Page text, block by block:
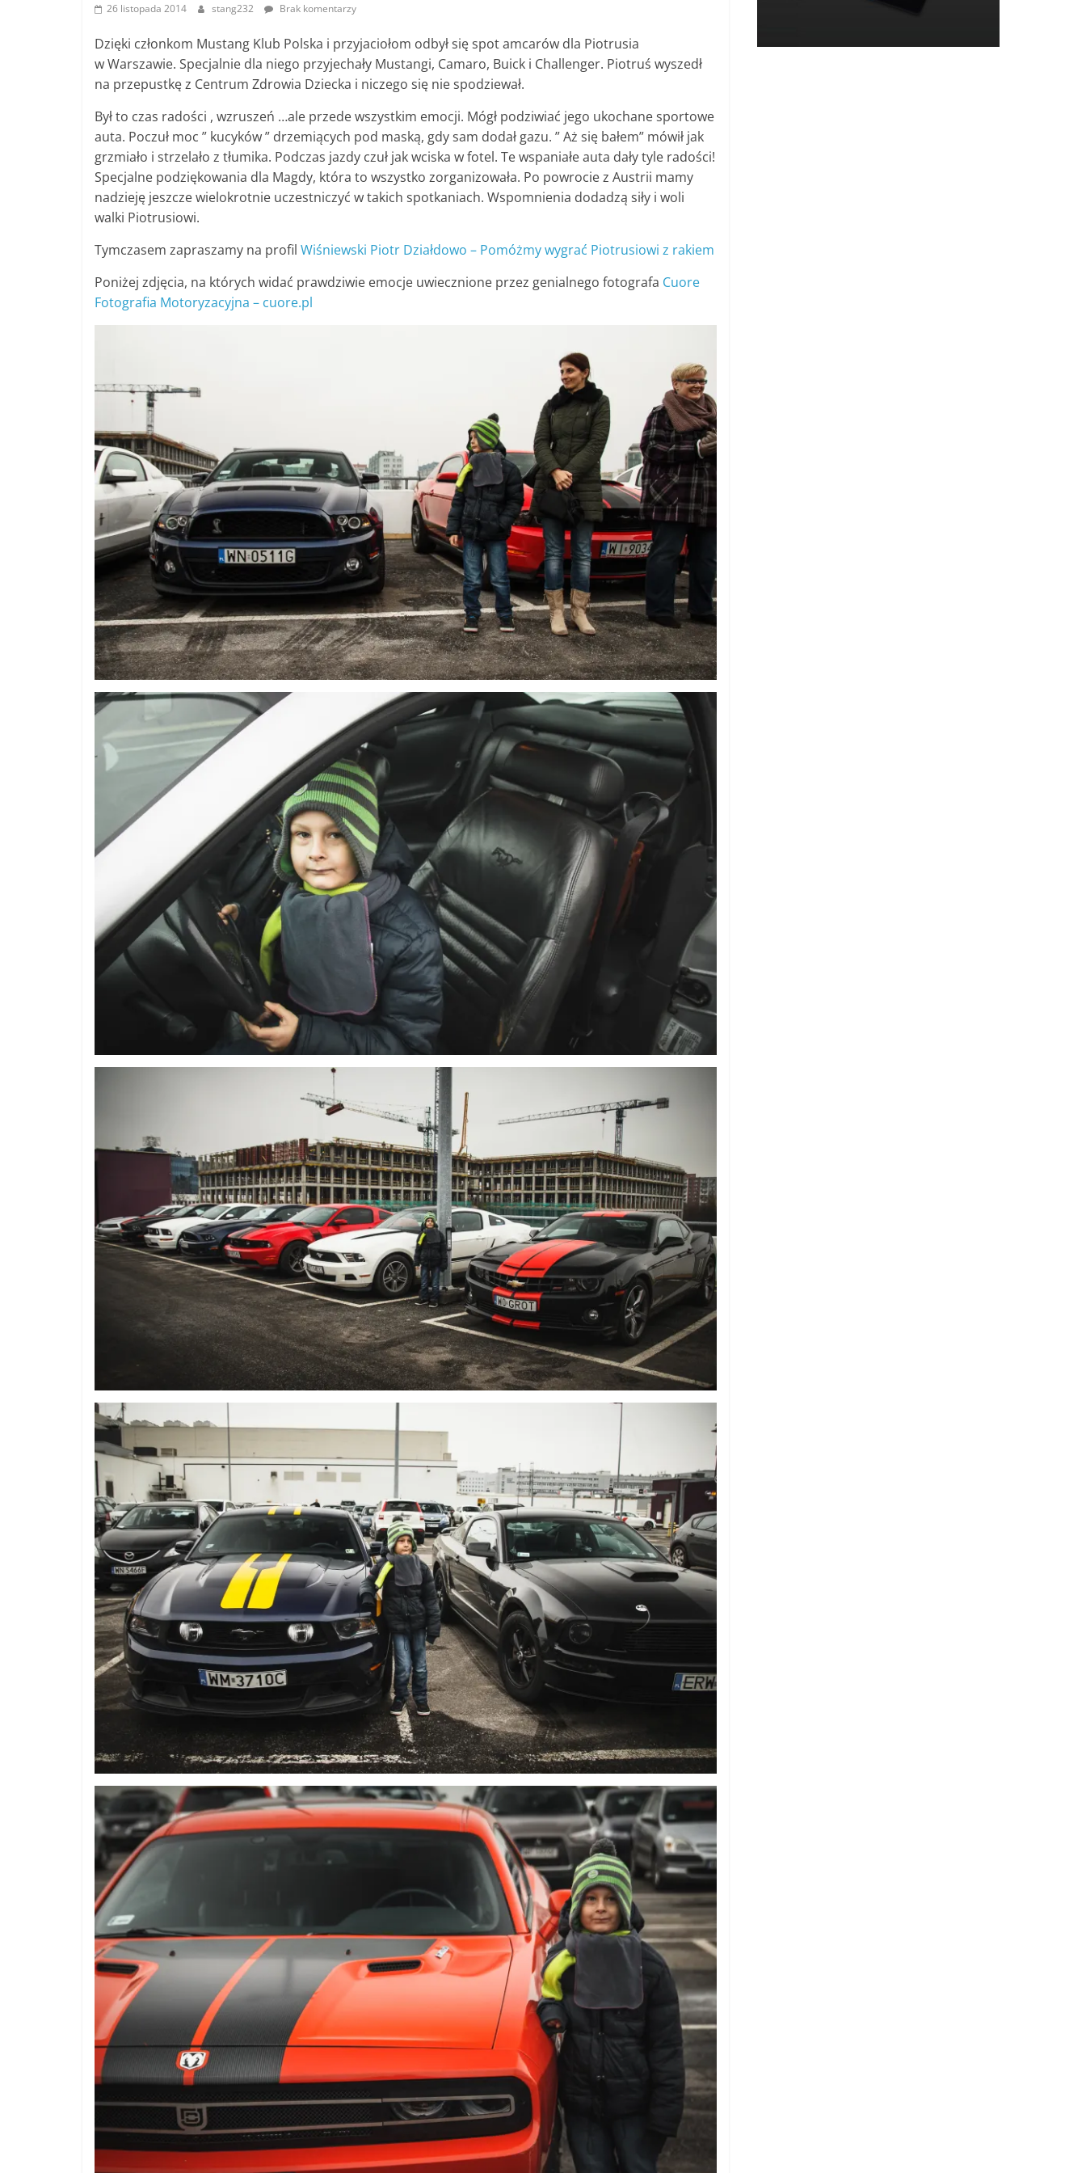
26 listopada 2014 stang232 Brak komentarzy
Dzięki członkom Mustang Klub Polska i przyjaciołom odbył się spot amcarów dla Piotrusia
w Warszawie. Specjalnie dla niego przyjechały Mustangi, Camaro, Buick i Challenger. Piotruś wyszedł
na przepustkę z Centrum Zdrowia Dziecka i niczego się nie spodziewał.
Był to czas radości , wzruszeń …ale przede wszystkim emocji. Mógł podziwiać jego ukochane sportowe
auta. Poczuł moc ” kucyków ” drzemiących pod maską, gdy sam dodał gazu. ” Aż się bałem” mówił jak
grzmiało i strzelało z tłumika. Podczas jazdy czuł jak wciska w fotel. Te wspaniałe auta dały tyle radości!
Specjalne podziękowania dla Magdy, która to wszystko zorganizowała. Po powrocie z Austrii mamy
nadzieję jeszcze wielokrotnie uczestniczyć w takich spotkaniach. Wspomnienia dodadzą siły i woli
walki Piotrusiowi.
Tymczasem zapraszamy na profil Wiśniewski Piotr Działdowo – Pomóżmy wygrać Piotrusiowi z rakiem
Poniżej zdjęcia, na których widać prawdziwie emocje uwiecznione przez genialnego fotografa Cuore
Fotografia Motoryzacyjna – cuore.pl